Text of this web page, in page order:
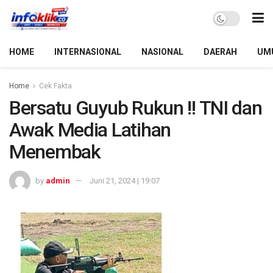
HOME INTERNASIONAL NASIONAL DAERAH
Home Cek Fakta
Bersatu Guyub Rukun !! TNI dan
Awak Media Latihan
Menembak
by admin Juni 21, 2024 | 19:07